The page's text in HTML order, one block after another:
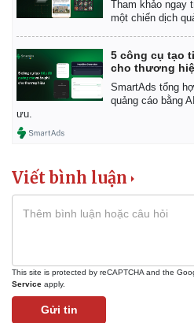
Tham khảo ngay
một chiến dịch
5 công cụ tạo
cho thương
SmartAds tổng
quảng cáo bằng
ưu.
Viết bình luận
This site is protected by reCAPTCHA and the
Service apply.
Gửi tin